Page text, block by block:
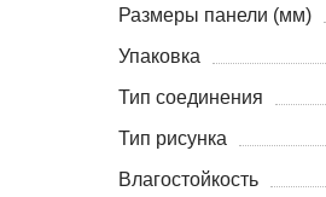
Размеры панели (мм)
Упаковка
Тип соединения
Тип рисунка
Влагостойкость